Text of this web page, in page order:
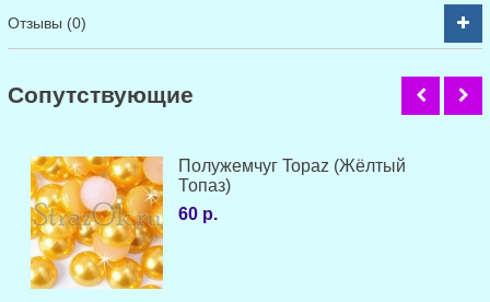
Отзывы (0)
Cопутствующие
Полужемчуг Topaz (Жёлтый
Топаз)
60 р.